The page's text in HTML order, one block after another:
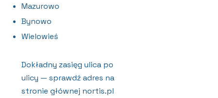
Mazurowo
Bynowo
Wielowieś
Dokładny zasięg ulica po
ulicy — sprawdź adres na
stronie głównej nortis.pl